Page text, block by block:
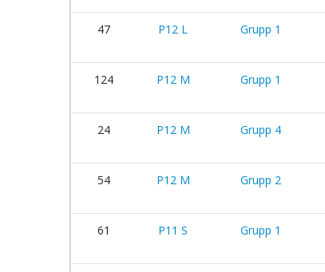
47 P12 L Grupp 1
124 P12 M Grupp 1
24 P12 M Grupp 4
54 P12 M Grupp 2
61 P11 S Grupp 1